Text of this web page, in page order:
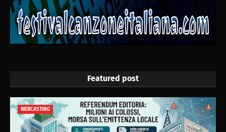
Featured post
WEBCASTING